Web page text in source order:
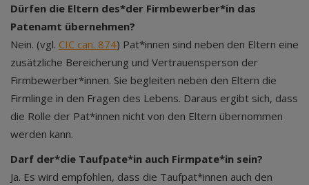
Dürfen die Eltern des*der Firmbewerber*in das
Patenamt übernehmen?
Nein. (vgl. CIC can. 874) Pat*innen sind neben den Eltern eine
zusätzliche Bereicherung und Vertrauensperson der
Firmbewerber*innen. Sie begleiten neben den Eltern die
Firmlinge in den Fragen des Lebens. Daraus ergibt sich, dass
die Rolle der Pat*innen nicht von den Eltern übernommen
werden kann.
Darf der*die Taufpate*in auch Firmpate*in sein?
Ja. Es wird empfohlen, dass die Taufpat*innen auch den